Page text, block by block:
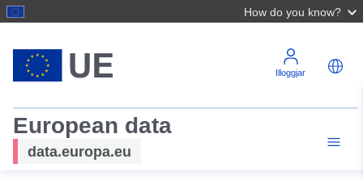
How do you know?
Illoggjar
European data
data.europa.eu